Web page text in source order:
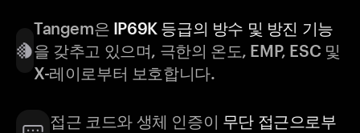
Tangem은 IP69K 등급의 방수 및 방진 기능
을 갖추고 있으며, 극한의 온도, EMP, ESC 및
X-레이로부터 보호합니다.
접근 코드와 생체 인증이 무단 접근으로부